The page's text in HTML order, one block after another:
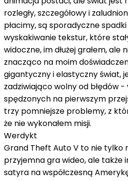
rozległy, szczegółowy i
płacimy, są sporadyczne
wyskakiwanie tekstur, które
widoczne, im dłużej grałem, ale
znacząco na moim
gigantyczny i elastyczny świat,
zadziwiająco wolny od błędów
spędzonych na pierwszym
trzy pomniejsze problemy, z
że nie wykonałem misji.
Werdykt
Grand Theft Auto V to nie tylko
przyjemna gra wideo, ale także
satyra na współczesną